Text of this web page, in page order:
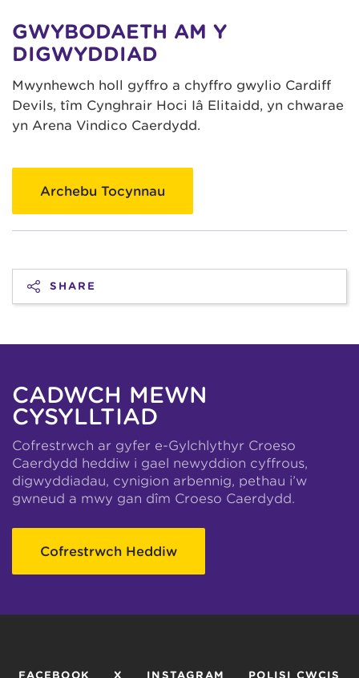
GWYBODAETH AM Y
DIGWYDDIAD
Mwynhewch holl gyffro a chyffro gwylio Cardiff
Devils, tîm Cynghrair Hoci Iâ Elitaidd, yn chwarae
yn Arena Vindico Caerdydd.
Archebu Tocynnau
SHARE
CADWCH MEWN
CYSYLLTIAD
Cofrestrwch ar gyfer e-Gylchlythyr Croeso
Caerdydd heddiw i gael newyddion cyffrous,
digwyddiadau, cynigion arbennig, pethau i’w
gwneud a mwy gan dîm Croeso Caerdydd.
Cofrestrwch Heddiw
FACEBOOK X INSTAGRAM POLISI CWCIS